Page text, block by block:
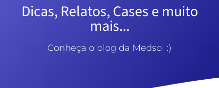
Dicas, Relatos, Cases e muito
mais...
Conheça o blog da Medsol :)